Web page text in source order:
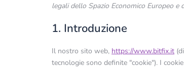
legali dello Spazio Economico Europeo e
1. Introduzione
Il nostro sito web, https://www.bitfix.it
tecnologie sono definite "cookie"). I